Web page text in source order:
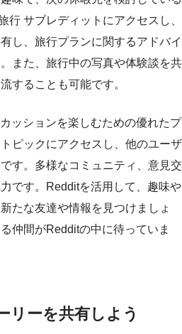
行 サブレディットにアクセスし、
し、旅行プランに関するアドバイ
また、旅行中の写真や体験談を共
することも可能です。
ッションを楽しむための優れたプ
ピックにアクセスし、他のユーザ
す。多様なコミュニティ、意見交
です。Redditを活用して、趣味や
たな友達や情報を見つけましょ
仲間がRedditの中に待っていま
リーを共有しよう